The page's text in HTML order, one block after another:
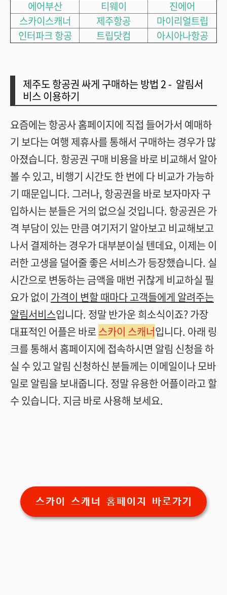
에어부산 티웨이
진에어
스카이스캐너
제주항공
마이리얼트립
인터파크 항공
트립닷컴 아시아나항공
제주도 항공권 싸게 구매하는 방법 2 - 알림서
비스 이용하기
요즘에는 항공사 홈페이지에 직접 들어가서 예매하
기 보다는 여행 제휴사를 통해서 구매하는 경우가 많
아졌습니다. 항공권 구매 비용을 바로 비교해서 알아
볼 수 있고, 비행기 시간도 한 번에 다 비교가 가능하
기 때문입니다. 그러나, 항공권을 바로 보자마자 구
입하시는 분들은 거의 없으실 것입니다. 항공권은 가
격 부담이 있는 만큼 여기저기 알아보고 비교해보고
나서 결제하는 경우가 대부분이실 텐데요, 이제는 이
러한 고생을 덜어줄 좋은 서비스가 등장했습니다. 실
시간으로 변동하는 금액을 매번 귀찮게 비교하실 필
요가 없이 가격이 변할 때마다 고객들에게 알려주는
알림서비스입니다. 정말 반가운 희소식이죠? 가장
대표적인 어플은 바로스카이 스캐너입니다. 아래 링
크를 통해서 홈페이지에 접속하시면 알림 신청을 하
실 수 있고 알림 신청하신 분들께는 이메일이나 모바
일로 알림을 보내줍니다. 정말 유용한 어플이라고 할
수 있습니다. 지금 바로 사용해 보세요.
스카이 스캐너 홈페이지 바로가기